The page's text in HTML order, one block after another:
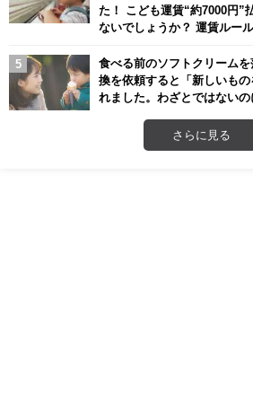
た！ こども運賃“約7000円”
ないでしょうか？ 運賃ルー
食べる前のソフトクリーム
換を依頼すると「新しいも
れました。わざとではない
さらに見る